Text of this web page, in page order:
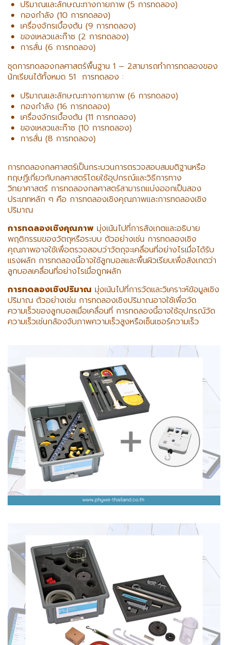
ปริมาณและลักษณะทางกายภาพ (5 การทดลอง)
กองกำลัง (10 การทดลอง)
เครื่องจักรเบื้องต้น (9 การทดลอง)
ของเหลวและก๊าซ (2 การทดลอง)
การสั่น (6 การทดลอง)
ชุดการทดลองกลศาสตร์พื้นฐาน 1 – 2สามารถทำการทดลองของ
นักเรียนได้ทั้งหมด 51 การทดลอง :
ปริมาณและลักษณะทางกายภาพ (6 การทดลอง)
กองกำลัง (16 การทดลอง)
เครื่องจักรเบื้องต้น (11 การทดลอง)
ของเหลวและก๊าซ (10 การทดลอง)
การสั่น (8 การทดลอง)
การทดลองกลศาสตร์เป็นกระบวนการตรวจสอบสมมติฐานหรือ
ทฤษฎีเกี่ยวกับกลศาสตร์โดยใช้อุปกรณ์และวิธีการทาง
วิทยาศาสตร์ การทดลองกลศาสตร์สามารถแบ่งออกเป็นสอง
ประเภทหลัก ๆ คือ การทดลองเชิงคุณภาพและการทดลองเชิง
ปริมาณ
การทดลองเชิงคุณภาพ มุ่งเน้นไปที่การสังเกตและอธิบาย
พฤติกรรมของวัตถุหรือระบบ ตัวอย่างเช่น การทดลองเชิง
คุณภาพอาจใช้เพื่อตรวจสอบว่าวัตถุจะเคลื่อนที่อย่างไรเมื่อได้รับ
แรงผลัก การทดลองนี้อาจใช้ลูกบอลและพื้นผิวเรียบเพื่อสังเกตว่า
ลูกบอลเคลื่อนที่อย่างไรเมื่อถูกผลัก
การทดลองเชิงปริมาณ มุ่งเน้นไปที่การวัดและวิเคราะห์ข้อมูลเชิง
ปริมาณ ตัวอย่างเช่น การทดลองเชิงปริมาณอาจใช้เพื่อวัด
ความเร็วของลูกบอลเมื่อเคลื่อนที่ การทดลองนี้อาจใช้อุปกรณ์วัด
ความเร็วเช่นกล้องจับภาพความเร็วสูงหรือเซ็นเซอร์ความเร็ว